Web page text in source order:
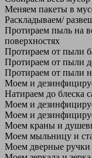
Меняем пакеты в
Раскладываем/
Протираем пыль на
поверхностях
Протираем от пыли
Протираем от пыли
Протираем от пыли
Моем и
Натираем до блеска
Моем и
Моем и
Моем краны и
Моем мыльницу и
Моем дверные ручки